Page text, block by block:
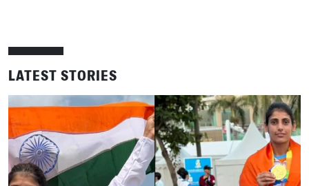
LATEST STORIES